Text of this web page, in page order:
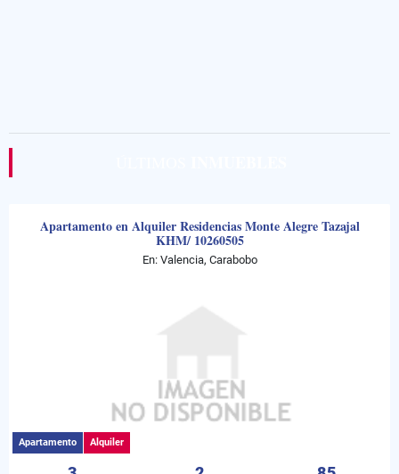
Apartamento en Alquiler Residencias Monte Alegre Tazajal
KHM/ 10260505
En: Valencia, Carabobo
Apartamento Alquiler